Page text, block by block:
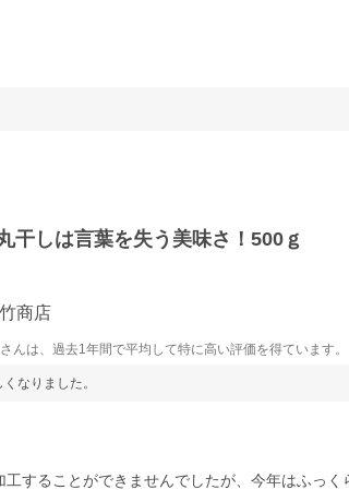
干しは言葉を失う美味さ！500ｇ
商店
んは、過去1年間で平均して特に高い評価を得ています。
なりました。
工することができませんでしたが、今年はふっ